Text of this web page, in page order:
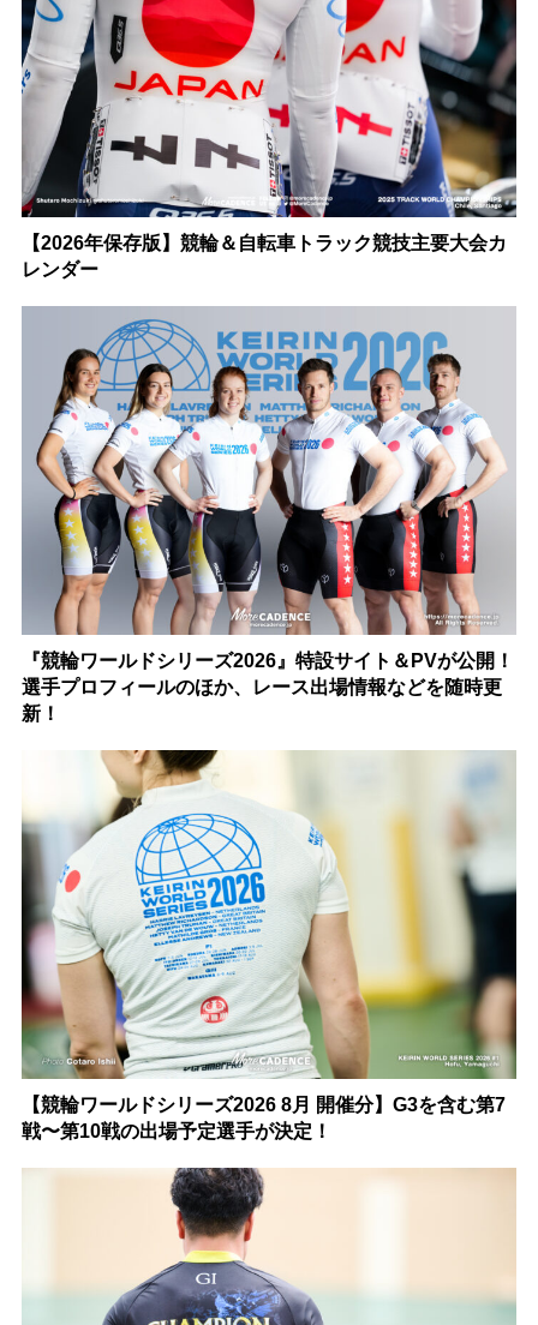
【2026年保存版】競輪＆自転車トラック競技主要大会カ
レンダー
『競輪ワールドシリーズ2026』特設サイト＆PVが公開！
選手プロフィールのほか、レース出場情報などを随時更
新！
【競輪ワールドシリーズ2026 8月 開催分】G3を含む第7
戦〜第10戦の出場予定選手が決定！